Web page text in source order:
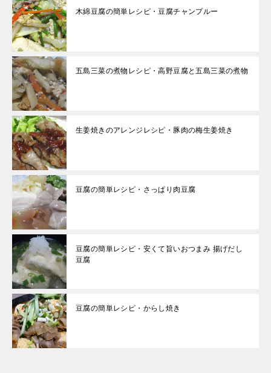
木綿豆腐の簡単レシピ・豆腐チャンプルー
五島三菜の煮物レシピ・高野豆腐と五島三菜の煮物
生姜焼きのアレンジレシピ・豚肉の梅生姜焼き
豆腐の簡単レシピ・さっぱり肉豆腐
豆腐の簡単レシピ・安くて旨いおつまみ 揚げだし
豆腐
豆腐の簡単レシピ・からし焼き